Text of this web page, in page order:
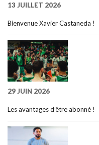
13 JUILLET 2026
Bienvenue Xavier Castaneda !
29 JUIN 2026
Les avantages d’être abonné !